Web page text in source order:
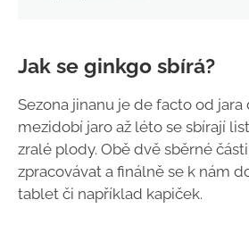
Jak se ginkgo sbírá?
Sezona jinanu je de facto od jara
mezidobí jaro až léto se sbírají
zralé plody. Obě dvě sběrné
zpracovávat a finálně se k nám
tablet či například kapiček.